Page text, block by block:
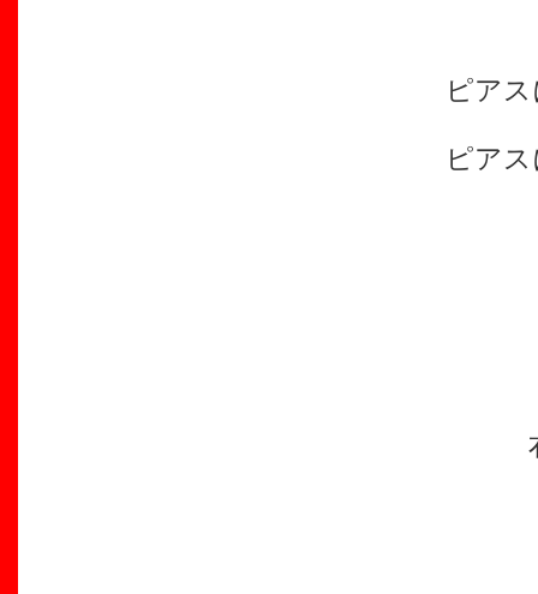
ピア
ピア